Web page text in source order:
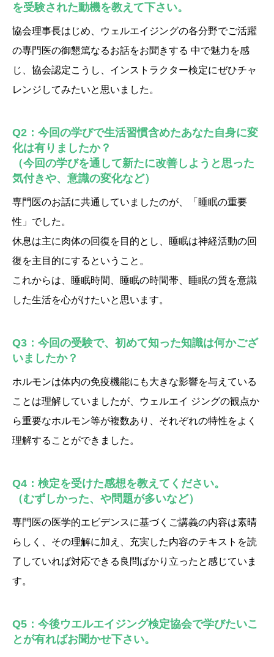
を受験された動機を教えて下さい。
協会理事長はじめ、ウェルエイジングの各分野でご活躍
の専門医の御懇篤なるお話をお聞きする 中で魅力を感
じ、協会認定こうし、インストラクター検定にぜひチャ
レンジしてみたいと思いました。
Q2：今回の学びで生活習慣含めたあなた自身に変
化は有りましたか？
（今回の学びを通して新たに改善しようと思った
気付きや、意識の変化など）
専門医のお話に共通していましたのが、「睡眠の重要
性」でした。
休息は主に肉体の回復を目的とし、睡眠は神経活動の回
復を主目的にするということ。
これからは、睡眠時間、睡眠の時間帯、睡眠の質を意識
した生活を心がけたいと思います。
Q3：今回の受験で、初めて知った知識は何かござ
いましたか？
ホルモンは体内の免疫機能にも大きな影響を与えている
ことは理解していましたが、ウェルエイ ジングの観点か
ら重要なホルモン等が複数あり、それぞれの特性をよく
理解することができました。
Q4：検定を受けた感想を教えてください。
（むずしかった、や問題が多いなど）
専門医の医学的エビデンスに基づくご講義の内容は素晴
らしく、その理解に加え、充実した内容のテキストを読
了していれば対応できる良問ばかり立ったと感じていま
す。
Q5：今後ウエルエイジング検定協会で学びたいこ
とが有ればお聞かせ下さい。